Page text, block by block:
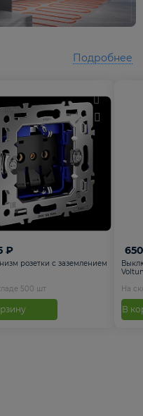
₽
розетки с заземлением
500 шт
На
В
Подробнее